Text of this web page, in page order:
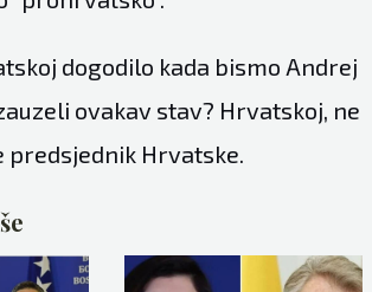
dogodilo kada bismo Andrej
ovakav stav? Hrvatskoj, ne
predsjednik Hrvatske.